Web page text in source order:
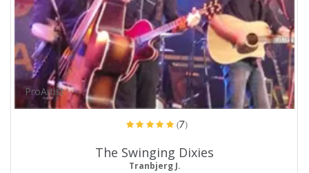
ProArtist
(7)
The Swinging Dixies
Tranbjerg J.